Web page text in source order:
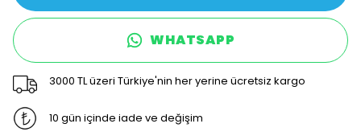
WHATSAPP
3000 TL üzeri Türkiye'nin her yerine ücretsiz kargo
10 gün içinde iade ve değişim